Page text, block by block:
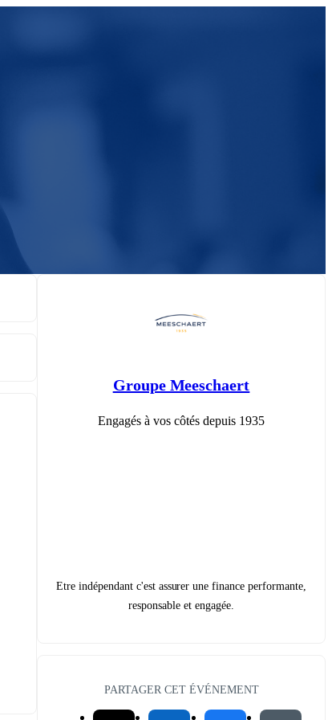
Groupe Meeschaert
Engagés à vos côtés depuis 1935
Etre indépendant c'est assurer une finance performante,
responsable et engagée.
PARTAGER CET ÉVÉNEMENT